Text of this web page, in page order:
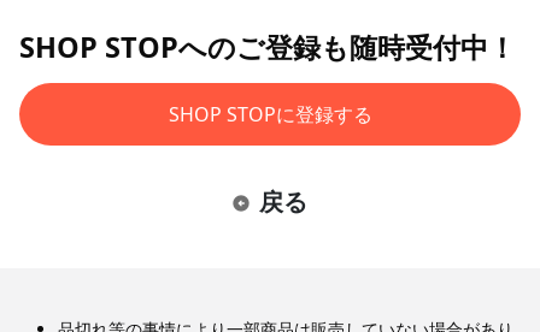
SHOP STOPへのご登録も随時受付中！
SHOP STOPに登録する
戻る